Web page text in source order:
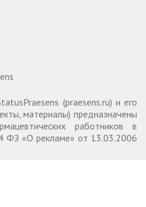
(praesens.ru) и его
материалы) предназначены
работников в
ФЗ «О рекламе» от 13.03.2006